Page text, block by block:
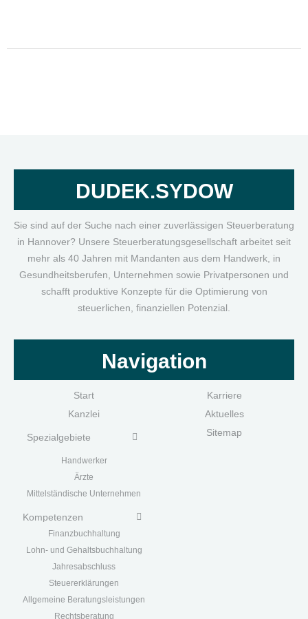
DUDEK.SYDOW
Sie sind auf der Suche nach einer zuverlässigen Steuerberatung
in Hannover? Unsere Steuerberatungsgesellschaft arbeitet seit
mehr als 40 Jahren mit Mandanten aus dem Handwerk, in
Gesundheitsberufen, Unternehmen sowie Privatpersonen und
schafft produktive Konzepte für die Optimierung von
steuerlichen, finanziellen Potenzial.
Navigation
Start
Kanzlei
Spezialgebiete
Handwerker
Ärzte
Mittelständische Unternehmen
Kompetenzen
Finanzbuchhaltung
Lohn- und Gehaltsbuchhaltung
Jahresabschluss
Steuererklärungen
Allgemeine Beratungsleistungen
Rechtsberatung
Karriere
Aktuelles
Sitemap